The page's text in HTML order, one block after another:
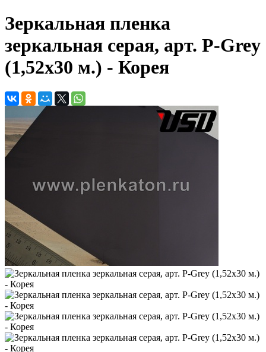
Зеркальная пленка
зеркальная серая, арт. P-Grey
(1,52х30 м.) - Корея